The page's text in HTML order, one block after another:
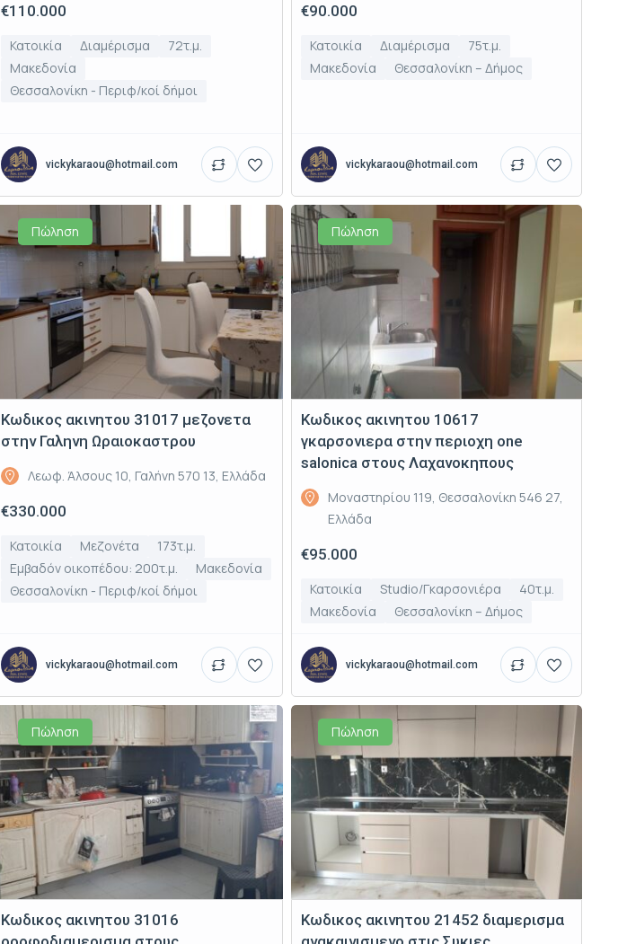
€110.000
Κατοικία Διαμέρισμα
72τ.μ.
Μακεδονία
Θεσσαλονίκη - Περιφ/κοί δήμοι
vickykaraou@hotmail.com
€90.000
Κατοικία Διαμέρισμα
75τ.μ.
Μακεδονία
Θεσσαλονίκη – Δήμος
vickykaraou@hotmail.com
Πώληση
Κωδικος ακινητου 31017 μεζονετα
στην Γαληνη Ωραιοκαστρου
Λεωφ. Άλσους 10, Γαλήνη 570 13, Ελλάδα
€330.000
Κατοικία Μεζονέτα
173τ.μ.
Εμβαδόν οικοπέδου: 200τ.μ.
Μακεδονία
Θεσσαλονίκη - Περιφ/κοί δήμοι
vickykaraou@hotmail.com
Πώληση
Κωδικος ακινητου 10617
γκαρσονιερα στην περιοχη one
salonica στους Λαχανοκηπους
Μοναστηρίου 119, Θεσσαλονίκη 546 27,
Ελλάδα
€95.000
Κατοικία Studio/Γκαρσονιέρα
40τ.μ.
Μακεδονία
Θεσσαλονίκη – Δήμος
vickykaraou@hotmail.com
Πώληση
Κωδικος ακινητου 31016
Πώληση
Κωδικος ακινητου 21452 διαμερισμα